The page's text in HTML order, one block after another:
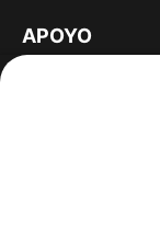
APOYO